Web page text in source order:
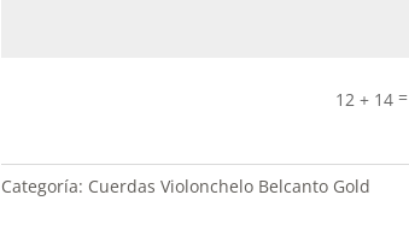
12 + 14=
Categoría: Cuerdas Violonchelo Belcanto Gold